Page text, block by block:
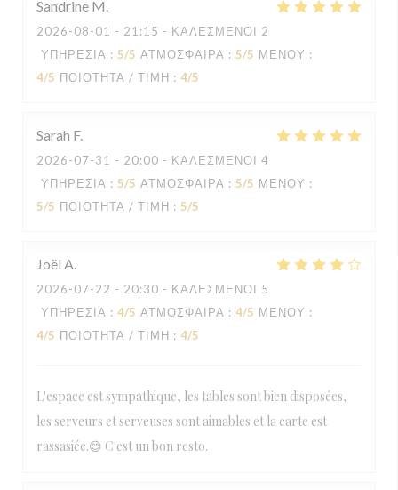
Sandrine M
2026-08-01 - 21:15 - ΚΑΛΕΣΜΈΝΟΙ 2
ΥΠΗΡΕΣΊΑ : 5/5 ΑΤΜΌΣΦΑΙΡΑ : 5/5 ΜΕΝΟΎ :
4/5 ΠΟΙΌΤΗΤΑ / ΤΙΜΉ : 4/5
Sarah F
2026-07-31 - 20:00 - ΚΑΛΕΣΜΈΝΟΙ 4
ΥΠΗΡΕΣΊΑ : 5/5 ΑΤΜΌΣΦΑΙΡΑ : 5/5 ΜΕΝΟΎ :
5/5 ΠΟΙΌΤΗΤΑ / ΤΙΜΉ : 5/5
Joël A
2026-07-22 - 20:30 - ΚΑΛΕΣΜΈΝΟΙ 5
ΥΠΗΡΕΣΊΑ : 4/5 ΑΤΜΌΣΦΑΙΡΑ : 4/5 ΜΕΝΟΎ :
4/5 ΠΟΙΌΤΗΤΑ / ΤΙΜΉ : 4/5
L'espace est sympathique, les tables sont bien disposées,
les serveurs et serveuses sont aimables et la carte est
rassasiée.😊 C'est un bon resto.